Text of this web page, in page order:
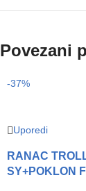
Povezani
-37%
Uporedi
RANAC
SY+POKLON